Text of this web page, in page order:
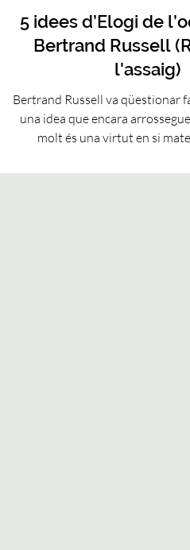
5 idees d’Elogi de
Bertrand Russell
l'assaig)
Bertrand Russell va qüestionar
una idea que encara
molt és una virtut en si
pensar, crear, aprendre i viure